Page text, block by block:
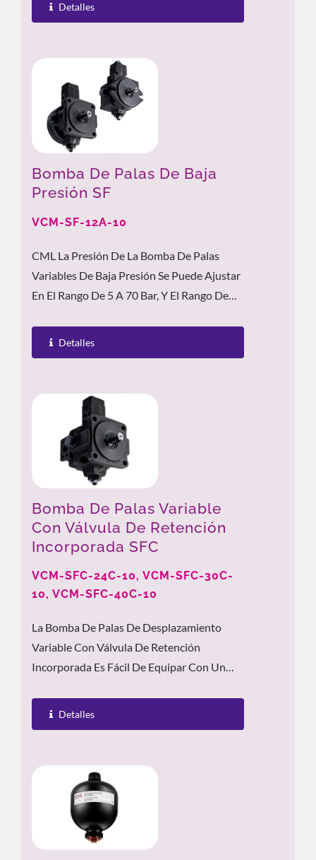
Detalles
Bomba De Palas De Baja
Presión SF
VCM-SF-12A-10
CML La Presión De La Bomba De Palas
Variables De Baja Presión Se Puede Ajustar
En El Rango De 5 A 70 Bar, Y El Rango De
Detalles
Bomba De Palas Variable
Con Válvula De Retención
Incorporada SFC
VCM-SFC-24C-10, VCM-SFC-30C-
10, VCM-SFC-40C-10
La Bomba De Palas De Desplazamiento
Variable Con Válvula De Retención
Incorporada Es Fácil De Equipar Con Un
Detalles